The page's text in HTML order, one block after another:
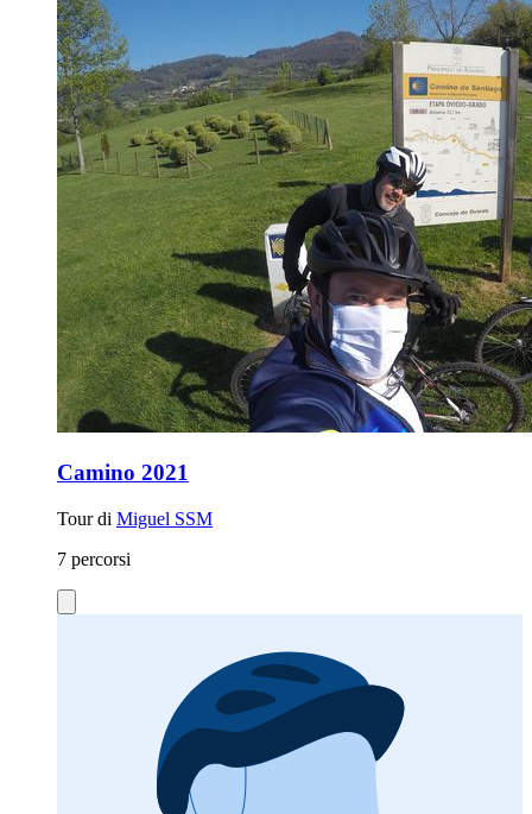
Camino 2021
Tour di Miguel SSM
7 percorsi